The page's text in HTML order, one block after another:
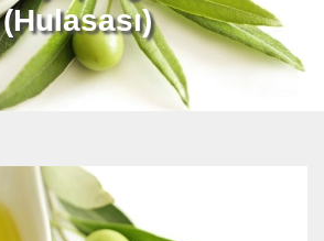
(Hulasası)